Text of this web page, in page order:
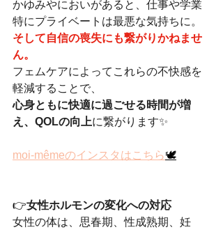
かゆみやにおいがあると、仕事や学業
特にプライベートは最悪な気持ちに。
そして自信の喪失にも繋がりかねませ
ん。
フェムケアによってこれらの不快感を
軽減することで、
心身ともに快適に過ごせる時間が増
え、QOLの向上に繋がります✨
moi-mêmeのインスタはこちら🕊
👉女性ホルモンの変化への対応
女性の体は、思春期、性成熟期、妊